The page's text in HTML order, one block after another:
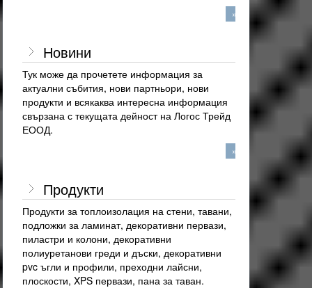
»
Новини
Тук може да прочетете информация за
актуални събития, нови партньори, нови
продукти и всякаква интересна информация
свързана с текущата дейност на Логос Трейд
ЕООД.
»
Продукти
Продукти за топлоизолация на стени, тавани,
подложки за ламинат, декоративни первази,
пиластри и колони, декоративни
полиуретанови греди и дъски, декоративни
pvc ъгли и профили, преходни лайсни,
плоскости, XPS первази, пана за таван.